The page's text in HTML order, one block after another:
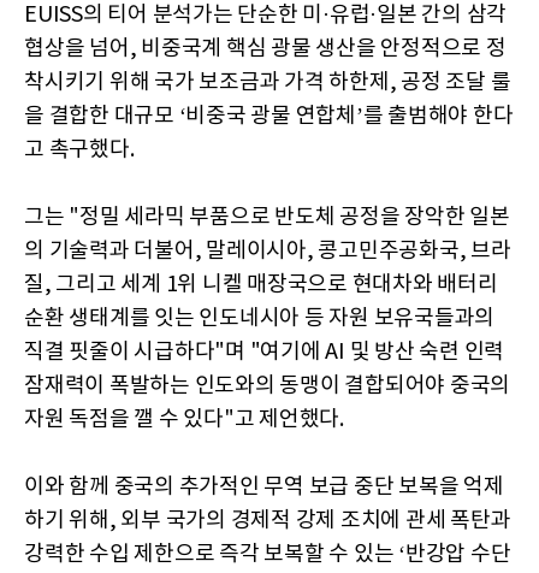
EUISS의 티어 분석가는 단순한 미·유럽·일본 간의 삼각
협상을 넘어, 비중국계 핵심 광물 생산을 안정적으로 정
착시키기 위해 국가 보조금과 가격 하한제, 공정 조달 룰
을 결합한 대규모 ‘비중국 광물 연합체’를 출범해야 한다
고 촉구했다.
그는 "정밀 세라믹 부품으로 반도체 공정을 장악한 일본
의 기술력과 더불어, 말레이시아, 콩고민주공화국, 브라
질, 그리고 세계 1위 니켈 매장국으로 현대차와 배터리
순환 생태계를 잇는 인도네시아 등 자원 보유국들과의
직결 핏줄이 시급하다"며 "여기에 AI 및 방산 숙련 인력
잠재력이 폭발하는 인도와의 동맹이 결합되어야 중국의
자원 독점을 깰 수 있다"고 제언했다.
이와 함께 중국의 추가적인 무역 보급 중단 보복을 억제
하기 위해, 외부 국가의 경제적 강제 조치에 관세 폭탄과
강력한 수입 제한으로 즉각 보복할 수 있는 ‘반강압 수단